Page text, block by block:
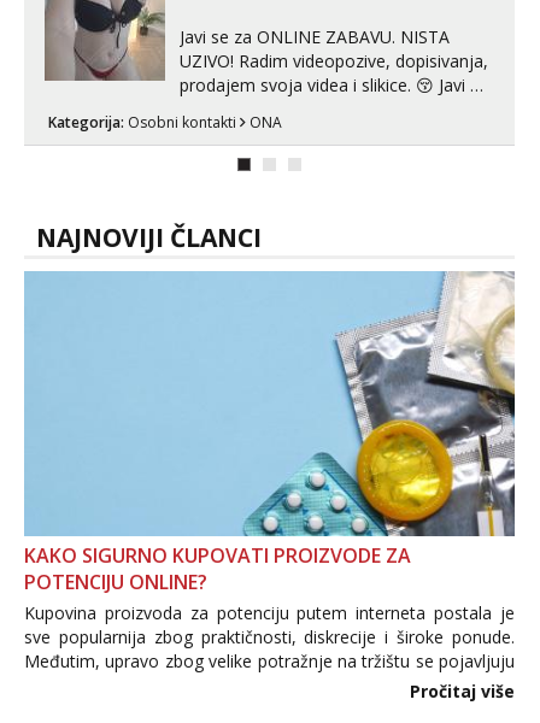
Javi se za ONLINE ZABAVU. NISTA
UZIVO! Radim videopozive, dopisivanja,
prodajem svoja videa i slikice. 😚 Javi mi
Telegram. +385 91 723 0045
Kategorija: Osobni kontakti ONA
NAJNOVIJI ČLANCI
KAKO SIGURNO KUPOVATI PROIZVODE ZA
POTENCIJU ONLINE?
Kupovina proizvoda za potenciju putem interneta postala je
sve popularnija zbog praktičnosti, diskrecije i široke ponude.
Međutim, upravo zbog velike potražnje na tržištu se pojavljuju
i brojni krivotvoreni proizvodi, nepouzdane internetske
Pročitaj više